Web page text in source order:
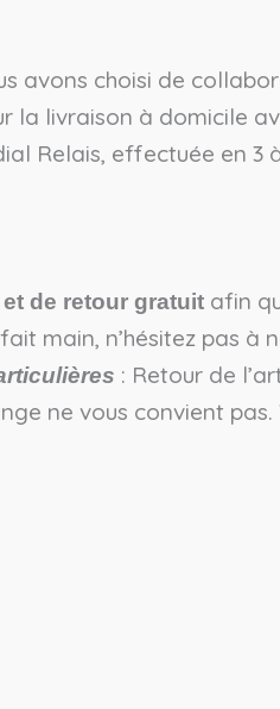
avons choisi de
la livraison à domicile
Relais, effectuée en 3
de retour gratuit afin
main, n’hésitez pas à
: Retour de
ne vous convient pas.